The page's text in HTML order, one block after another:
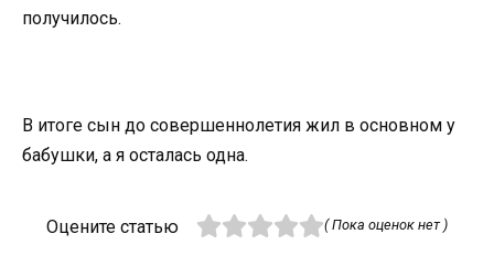
получилось.
В итоге сын до совершеннолетия жил в основном у
бабушки, а я осталась одна.
Оцените статью ( Пока оценок нет )